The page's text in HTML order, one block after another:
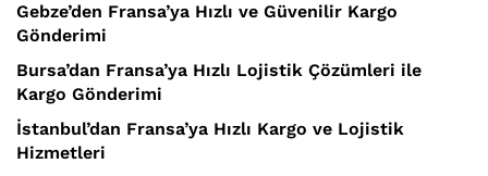
Gebze’den Fransa’ya Hızlı ve Güvenilir Kargo
Gönderimi
Bursa’dan Fransa’ya Hızlı Lojistik Çözümleri ile
Kargo Gönderimi
İstanbul’dan Fransa’ya Hızlı Kargo ve Lojistik
Hizmetleri